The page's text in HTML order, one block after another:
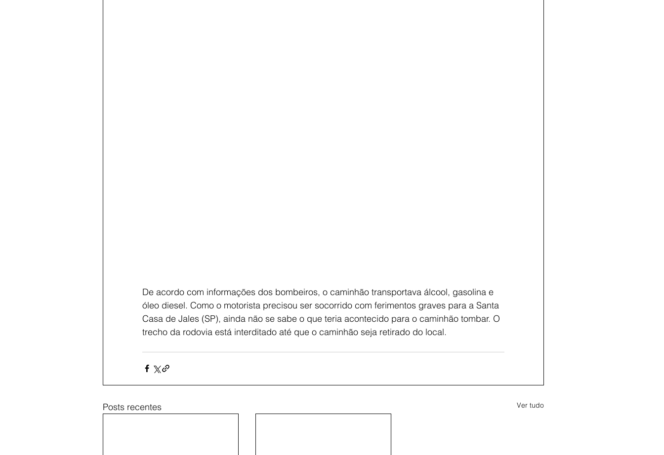
De acordo com informações dos bombeiros, o caminhão transportava álcool, gasolina e
óleo diesel. Como o motorista precisou ser socorrido com ferimentos graves para a Santa
Casa de Jales (SP), ainda não se sabe o que teria acontecido para o caminhão tombar. O
trecho da rodovia está interditado até que o caminhão seja retirado do local.
Posts recentes Ver tudo